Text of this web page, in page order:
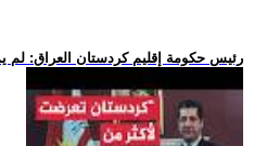
.. رئيس حكومة إقليم كردستان العراق: